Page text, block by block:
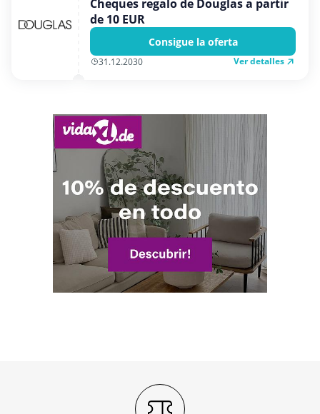
Ordenadores & Electronica
Regalos y flores
Cheques regalo de Douglas a partir
de 10 EUR
Consigue la oferta
31.12.2030 Ver detalles